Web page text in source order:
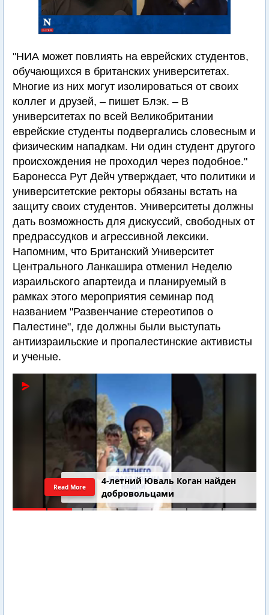
"НИА может повлиять на еврейских студентов,
обучающихся в британских университетах.
Многие из них могут изолироваться от своих
коллег и друзей, – пишет Блэк. – В
университетах по всей Великобритании
еврейские студенты подвергались словесным и
физическим нападкам. Ни один студент другого
происхождения не проходил через подобное."
Баронесса Рут Дейч утверждает, что политики и
университетские ректоры обязаны встать на
защиту своих студентов. Университеты должны
дать возможность для дискуссий, свободных от
предрассудков и агрессивной лексики.
Напомним, что Британский Университет
Центрального Ланкашира отменил Неделю
израильского апартеида и планируемый в
рамках этого мероприятия семинар под
названием "Развенчание стереотипов о
Палестине", где должны были выступать
антиизраильские и пропалестинские активисты
и ученые.
4-летний Юваль Коган найден
добровольцами
Read More